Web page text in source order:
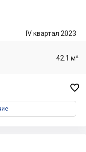
IV квартал 2023
42.1 м²
